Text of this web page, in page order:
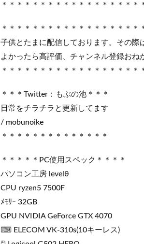
＊＊＊＊＊＊＊＊＊＊＊＊＊＊＊＊＊＊
＊＊＊＊＊＊＊＊＊＊＊＊＊＊＊＊＊＊
子供とたまに配信しております。その際
よかったら高評価、チャンネル登録おね
＊＊＊＊＊＊＊＊＊＊＊＊＊＊＊＊＊＊
＊＊＊Twitter：もぶの池＊＊＊
日常をチラチラと更新してます
/ mobunoike
＊＊＊＊＊＊＊＊＊＊＊＊＊＊
＊＊＊＊＊PC使用スペック＊＊＊＊
パソコン工房 levelθ
CPU ryzen5 7500F
ﾒﾓﾘｰ 32GB
GPU NVIDIA GeForce GTX 4070
⌨ ELECOM VK-310s(10キーレス)